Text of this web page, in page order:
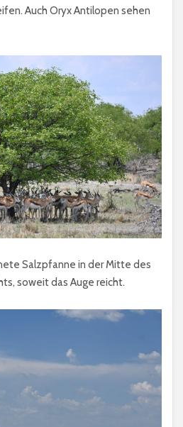
Auch Oryx Antilopen sehen
Salzpfanne in der Mitte des
soweit das Auge reicht.